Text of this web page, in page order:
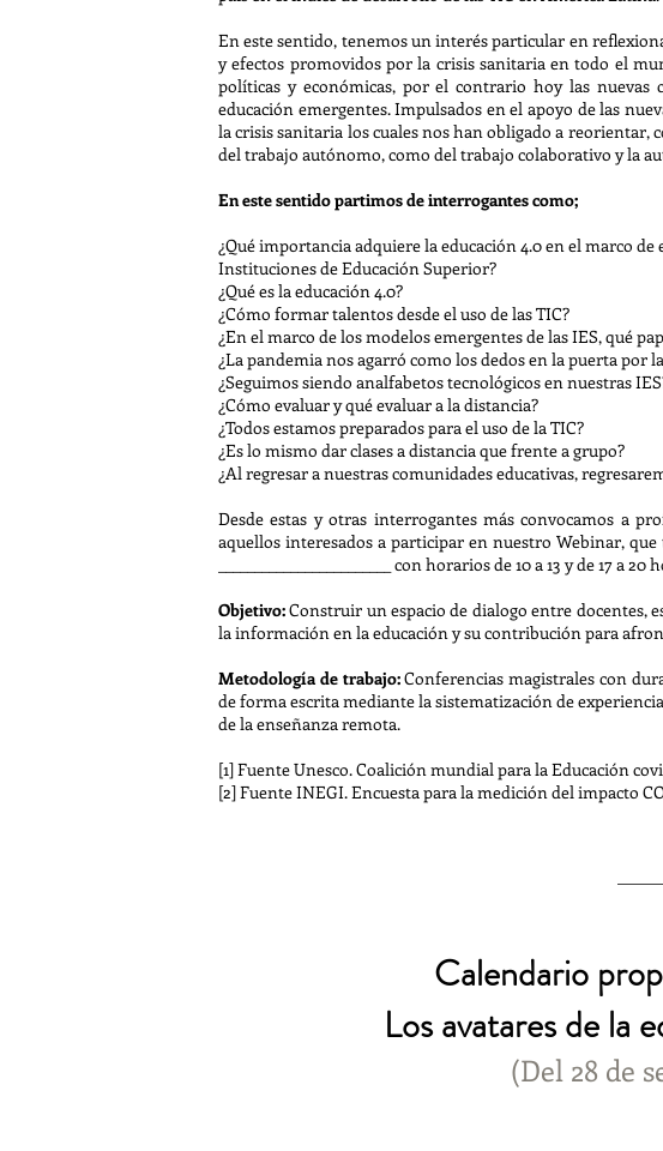
En este sentido, tenemos un interés particular en
y efectos promovidos por la crisis sanitaria en todo el
políticas y económicas, por el contrario hoy las nuevas
educación emergentes. Impulsados en el apoyo de las
la crisis sanitaria los cuales nos han obligado a
del trabajo autónomo, como del trabajo colaborativo y la
En este sentido partimos de interrogantes como;
¿Qué importancia adquiere la educación 4.0 en el marco
Instituciones de Educación Superior?
¿Qué es la educación 4.0?
¿Cómo formar talentos desde el uso de las TIC?
¿En el marco de los modelos emergentes de las IES, qué
¿La pandemia nos agarró como los dedos en la puerta por
¿Seguimos siendo analfabetos tecnológicos en nuestras
¿Cómo evaluar y qué evaluar a la distancia?
¿Todos estamos preparados para el uso de la TIC?
¿Es lo mismo dar clases a distancia que frente a grupo?
¿Al regresar a nuestras comunidades educativas,
Desde estas y otras interrogantes más convocamos a
aquellos interesados a participar en nuestro Webinar,
________________________ con horarios de 10 a 13 y de 17 a 20
Objetivo:Construir un espacio de dialogo entre docentes,
la información en la educación y su contribución para
Metodología de trabajo:Conferencias magistrales con
de forma escrita mediante la sistematización de
de la enseñanza remota.
[1] Fuente Unesco. Coalición mundial para la Educación
[2] Fuente INEGI. Encuesta para la medición del impacto
Calendario
Los avatares de la
(Del 28 de